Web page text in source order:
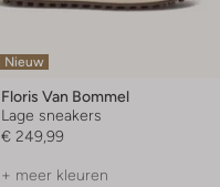
Nieuw
Floris Van Bommel
Lage sneakers
€ 249,99
+ meer kleuren